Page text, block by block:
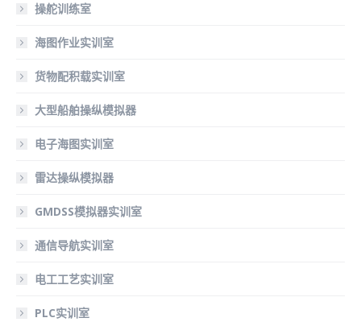
操舵训练室
海图作业实训室
货物配积载实训室
大型船舶操纵模拟器
电子海图实训室
雷达操纵模拟器
GMDSS模拟器实训室
通信导航实训室
电工工艺实训室
PLC实训室